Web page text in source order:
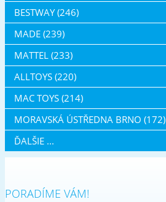
BESTWAY (246)
MADE (239)
MATTEL (233)
ALLTOYS (220)
MAC TOYS (214)
MORAVSKÁ ÚSTŘEDNA BRNO (172)
ĎALŠIE ...
PORADÍME VÁM!